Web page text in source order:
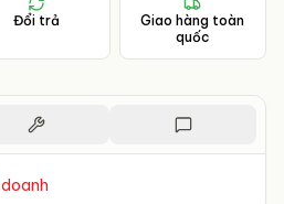
Đổi trả
Giao hàng toàn
quốc